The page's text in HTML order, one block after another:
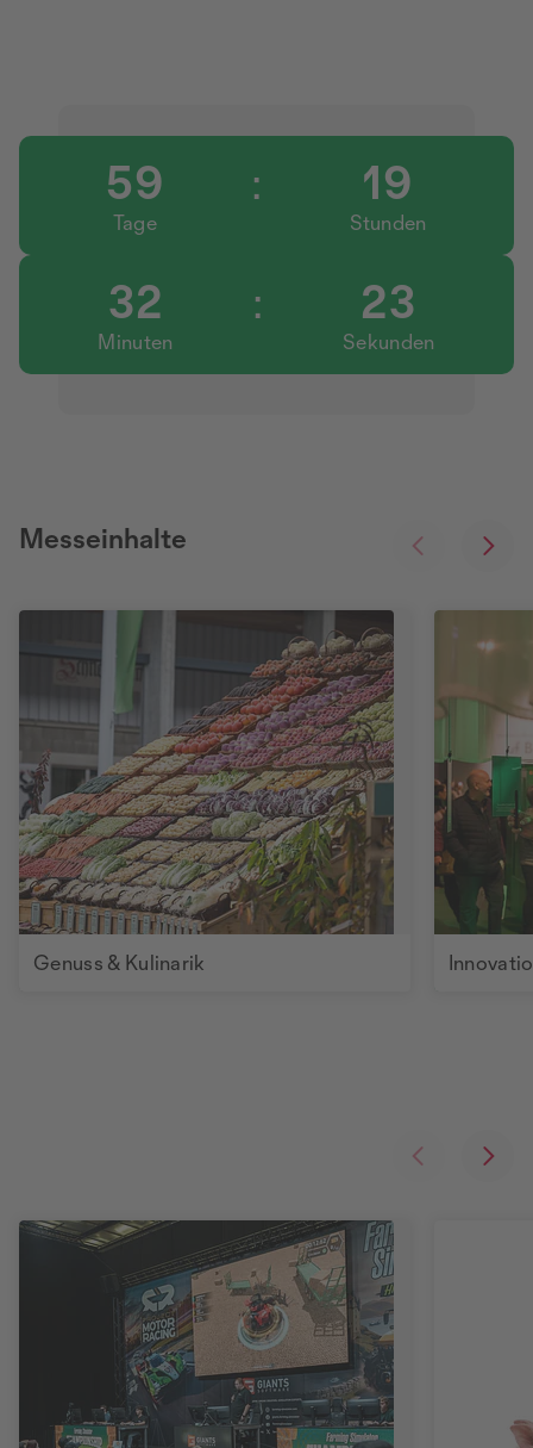
59
Tage
: 19
Stunden
32
Minuten
: 23
Sekunden
Messeinhalte
Genuss & Kulinarik